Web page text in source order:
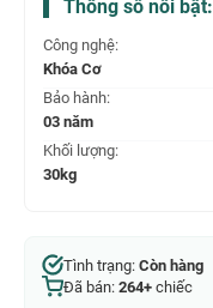
Thông số nổi bật:
Công nghệ:
Khóa Cơ
Bảo hành:
03 năm
Khối lượng:
30kg
Tình trạng: Còn hàng
Đã bán: 264+ chiếc